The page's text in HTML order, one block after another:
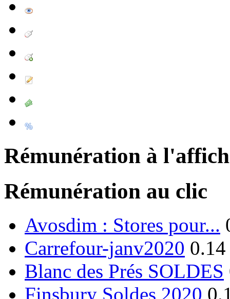
Rémunération à
Rémunération au clic
Avosdim : Stores pour...
Carrefour-janv2020
Blanc des Prés SOLDES
Finsbury Soldes 2020